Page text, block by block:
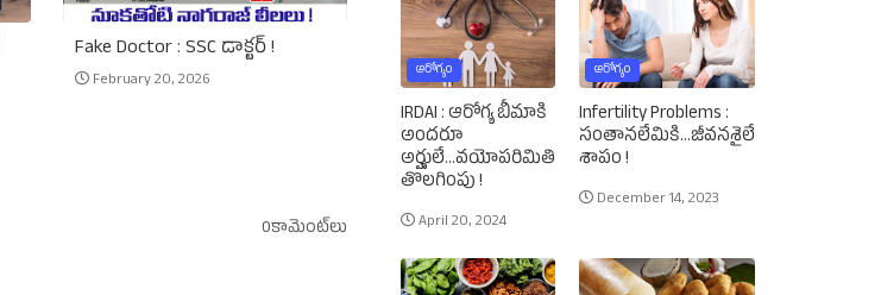
Fake Doctor : SSC డాక్టర్ !
February 20, 2026
0కామెంట్‌లు
ఆరోగ్యం
IRDAI : ఆరోగ్య బీమాకి
అందరూ
అర్హులే...వయోపరిమితి
తొలగింపు !
April 20, 2024
ఆరోగ్యం
Infertility Problems :
సంతానలేమికి...జీవనశైలే
శాపం !
December 14, 2023